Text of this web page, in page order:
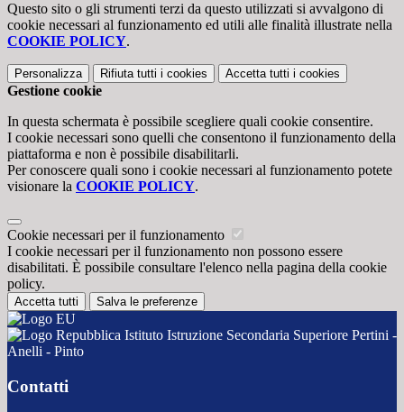
Questo sito o gli strumenti terzi da questo utilizzati si avvalgono di
cookie necessari al funzionamento ed utili alle finalità illustrate nella
COOKIE POLICY.
Personalizza Rifiuta tutti i cookies Accetta tutti i cookies
Gestione cookie
In questa schermata è possibile scegliere quali cookie consentire.
I cookie necessari sono quelli che consentono il funzionamento della
piattaforma e non è possibile disabilitarli.
Per conoscere quali sono i cookie necessari al funzionamento potete
visionare la COOKIE POLICY.
Cookie necessari per il funzionamento
I cookie necessari per il funzionamento non possono essere
disabilitati. È possibile consultare l'elenco nella pagina della cookie
policy.
Accetta tutti Salva le preferenze
Istituto Istruzione Secondaria Superiore Pertini -
Anelli - Pinto
Contatti